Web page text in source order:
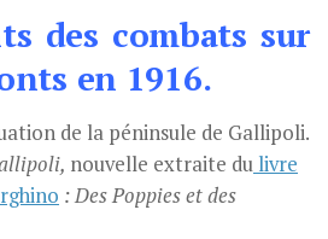
des combats sur
en 1916.
de la péninsule de Gallipoli.
nouvelle extraite du livre
: Des Poppies et des